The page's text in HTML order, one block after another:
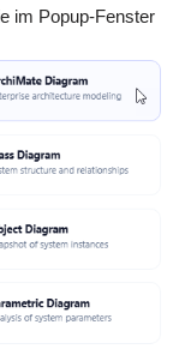
im Popup-Fenster